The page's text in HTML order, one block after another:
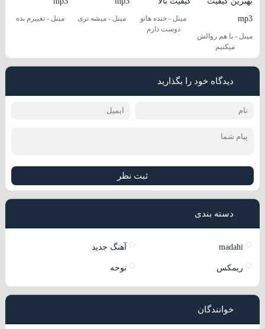
مینل - با هم روالش
میکنیم
مینل - خنده هاتو
دوست دارم
مینل - میشه نری مینل - تغییرم بده
دیدگاه خود را بگذارید
ثبت نظر
دسته بندی
madahi آهنگ جدید
ریمکس نوحه
خوانندگان